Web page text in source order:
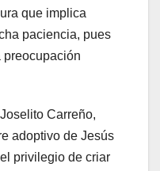
que implica
paciencia, pues
preocupación
Carreño,
adoptivo de Jesús
privilegio de criar